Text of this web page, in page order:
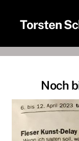
contentTorsten
Noch